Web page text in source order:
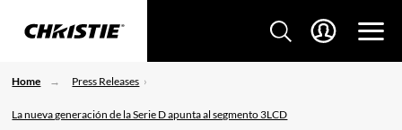
Home Press Releases
La nueva generación de la Serie D apunta al segmento 3LCD